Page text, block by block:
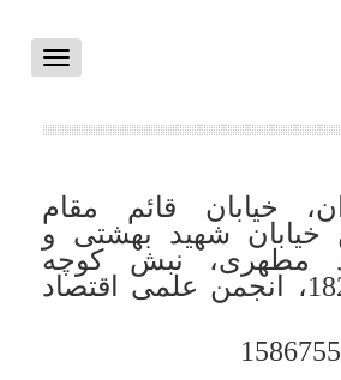
Toggle
خیابان قائم‌ مقام
خیابان شهید بهشتی و
مطهری، نبش کوچه
شهدا، پلاک 182، انجمن علمی اقتصاد